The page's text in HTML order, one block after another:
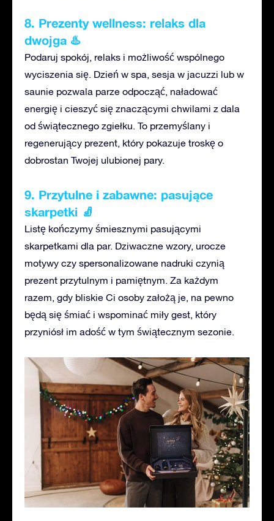
8. Prezenty wellness: relaks dla
dwojga ♨️
Podaruj spokój, relaks i możliwość wspólnego
wyciszenia się. Dzień w spa, sesja w jacuzzi lub w
saunie pozwala parze odpocząć, naładować
energię i cieszyć się znaczącymi chwilami z dala
od świątecznego zgiełku. To przemyślany i
regenerujący prezent, który pokazuje troskę o
dobrostan Twojej ulubionej pary.
9. Przytulne i zabawne: pasujące
skarpetki 🧦
Listę kończymy śmiesznymi pasującymi
skarpetkami dla par. Dziwaczne wzory, urocze
motywy czy spersonalizowane nadruki czynią
prezent przytulnym i pamiętnym. Za każdym
razem, gdy bliskie Ci osoby założą je, na pewno
będą się śmiać i wspominać miły gest, który
przyniósł im adość w tym świątecznym sezonie.